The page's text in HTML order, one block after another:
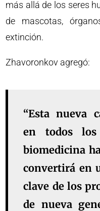
más allá de los seres
de mascotas,
extinción.
Zhavoronkov agregó:
“Esta nueva
en todos los
biomedicina
convertirá en
clave de los
de nueva